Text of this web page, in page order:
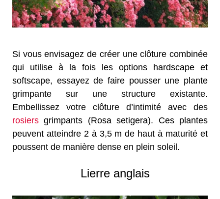
Si vous envisagez de créer une clôture combinée
qui utilise à la fois les options hardscape et
softscape, essayez de faire pousser une plante
grimpante sur une structure existante.
Embellissez votre clôture d’intimité avec des
rosiers grimpants (Rosa setigera). Ces plantes
peuvent atteindre 2 à 3,5 m de haut à maturité et
poussent de manière dense en plein soleil.
Lierre anglais